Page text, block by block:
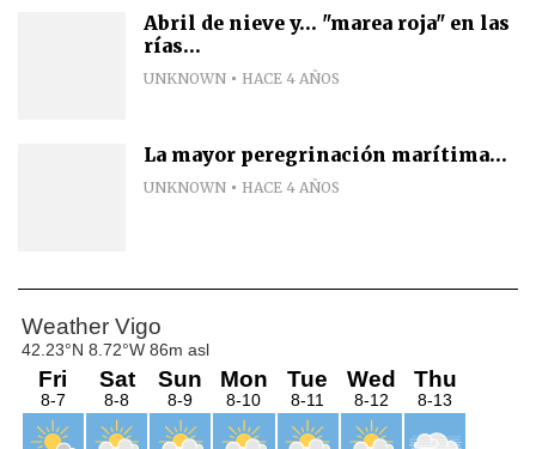
Abril de nieve y... "marea roja" en las
rías...
UNKNOWN HACE 4 AÑOS
La mayor peregrinación marítima...
UNKNOWN HACE 4 AÑOS